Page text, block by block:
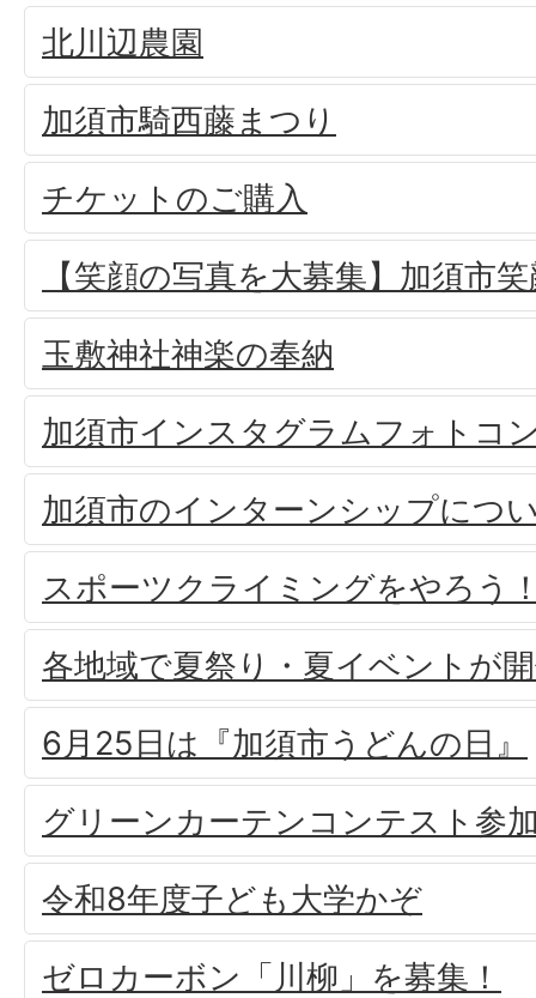
北川辺農園
加須市騎西藤まつり
チケットのご購入
【笑顔の写真を大募集】加須市
玉敷神社神楽の奉納
加須市インスタグラムフォトコ
加須市のインターンシップにつ
スポーツクライミングをやろう
各地域で夏祭り・夏イベントが
6月25日は『加須市うどんの日』
グリーンカーテンコンテスト参
令和8年度子ども大学かぞ
ゼロカーボン「川柳」を募集！